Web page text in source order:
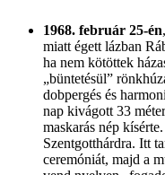
1968. február 25-én
miatt égett lázban
ha nem kötöttek
„büntetésül”
dobpergés és
nap kivágott 33
maskarás nép
Szentgotthárdra. Itt
ceremóniát, majd a